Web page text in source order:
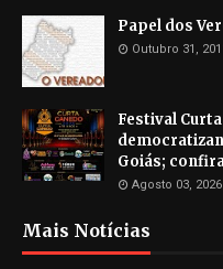
Papel dos
Outubro 31,
Festival
Goiás;
Agosto 03, 2026
Mais Notícias